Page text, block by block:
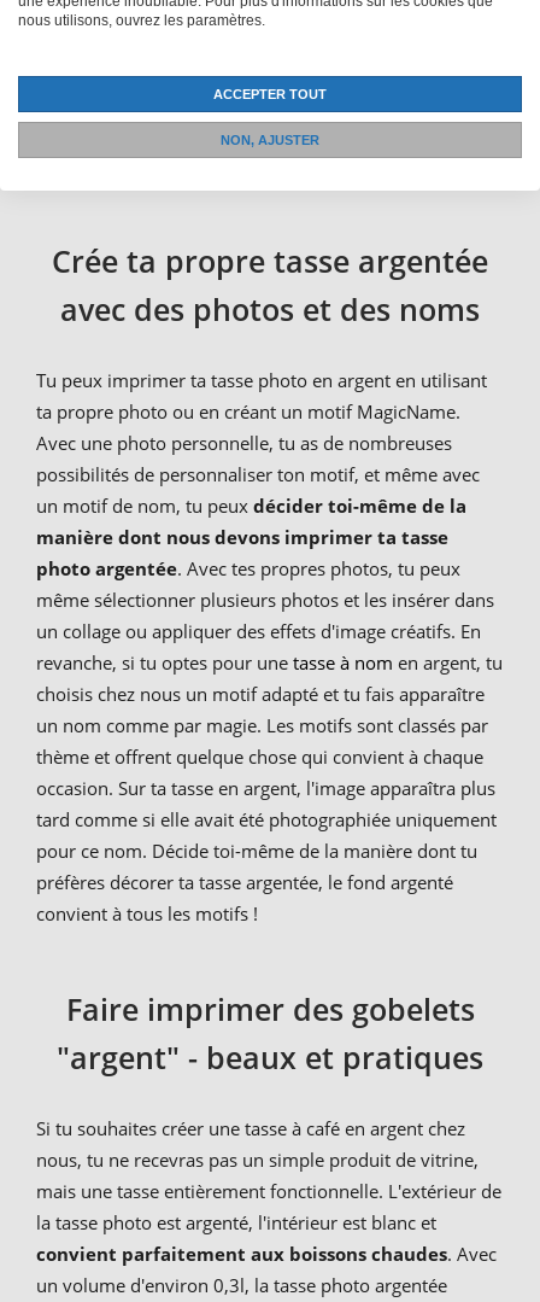
avec n'importe quel mobilier de bureau. Les tasses à
toutes les occasions et tu peux aussi créer une tasse
photo argentée créative pour toi-même. Et si tu aimes
les choses plus rustiques, nous te proposons également
des chopes de bière avec ta propre photo.
Crée ta propre tasse argentée
avec des photos et des noms
Tu peux imprimer ta tasse photo en argent en utilisant
ta propre photo ou en créant un motif MagicName.
Avec une photo personnelle, tu as de nombreuses
possibilités de personnaliser ton motif, et même avec
un motif de nom, tu peux décider toi-même de la
manière dont nous devons imprimer ta tasse
photo argentée. Avec tes propres photos, tu peux
même sélectionner plusieurs photos et les insérer dans
un collage ou appliquer des effets d'image créatifs. En
revanche, si tu optes pour une tasse à nom en argent, tu
choisis chez nous un motif adapté et tu fais apparaître
un nom comme par magie. Les motifs sont classés par
thème et offrent quelque chose qui convient à chaque
occasion. Sur ta tasse en argent, l'image apparaîtra plus
tard comme si elle avait été photographiée uniquement
pour ce nom. Décide toi-même de la manière dont tu
préfères décorer ta tasse argentée, le fond argenté
convient à tous les motifs !
Faire imprimer des gobelets
"argent" - beaux et pratiques
Si tu souhaites créer une tasse à café en argent chez
nous, tu ne recevras pas un simple produit de vitrine,
mais une tasse entièrement fonctionnelle. L'extérieur de
la tasse photo est argenté, l'intérieur est blanc et
convient parfaitement aux boissons chaudes. Avec
un volume d'environ 0,3l, la tasse photo argentée
nous utilisons, ouvrez les paramètres.
ACCEPTER TOUT
NON, AJUSTER